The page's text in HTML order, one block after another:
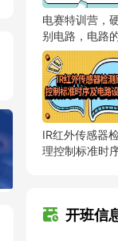
电赛特训营，
别电路，电路
方案验证，接
是做参数优化了
IR红外传感器
理控制标准时
开班信
PCB特训营
射频基础班
EMC加强班
BMS特训营
嵌入式特训营
FPGA特训班
PCB弟子班
单片机开发班
数字IC设计班